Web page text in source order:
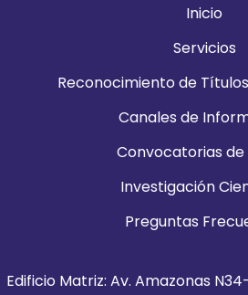
Inicio
Servicios
Reconocimiento de
Canales de
Convocatorias de
Investigación
Preguntas
Edificio Matriz: Av. Amazonas